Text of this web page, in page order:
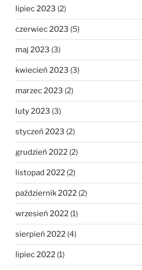
lipiec 2023 (2)
czerwiec 2023 (5)
maj 2023 (3)
kwiecień 2023 (3)
marzec 2023 (2)
luty 2023 (3)
styczeń 2023 (2)
grudzień 2022 (2)
listopad 2022 (2)
październik 2022 (2)
wrzesień 2022 (1)
sierpień 2022 (4)
lipiec 2022 (1)